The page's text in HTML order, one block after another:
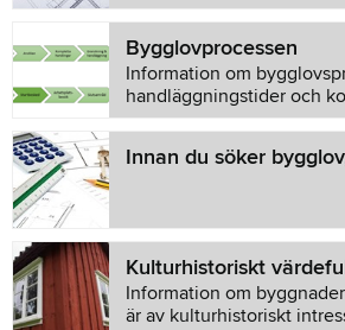
Bygglovprocessen
Information om
handläggningstider och
Kulturhistoriskt
Information om
är av kulturhistoriskt